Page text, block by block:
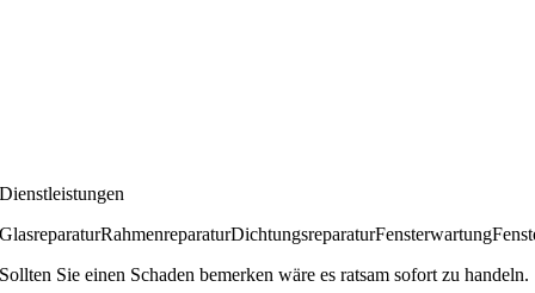
Dienstleistungen
GlasreparaturRahmenreparaturDichtungsreparaturFensterwartung
Sollten Sie einen Schaden bemerken wäre es ratsam sofort zu handeln.